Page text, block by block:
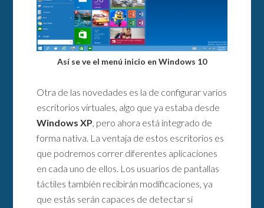
Así se ve el menú inicio en Windows 10
Otra de las novedades es la de configurar varios
escritorios virtuales, algo que ya estaba desde
Windows XP, pero ahora está integrado de
forma nativa. La ventaja de estos escritorios es
que podremos correr diferentes aplicaciones
en cada uno de ellos. Los usuarios de pantallas
táctiles también recibirán modificaciones, ya
que estás serán capaces de detectar si